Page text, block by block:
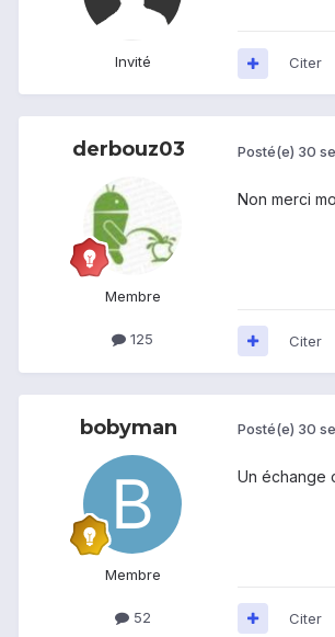
Invité Citer
derbouz03
Membre
125
Posté(e) 30
Non merci
Citer
bobyman
Membre
52
Posté(e) 30
Un échange
Citer